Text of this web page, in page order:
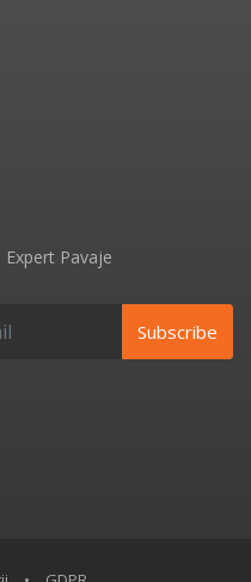
Pavaje
Subscribe